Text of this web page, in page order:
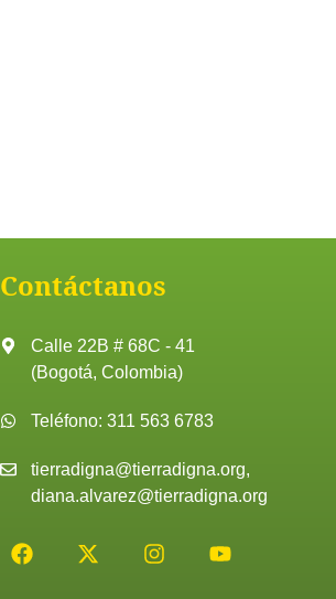
Contáctanos
Calle 22B # 68C - 41
(Bogotá, Colombia)
Teléfono: 311 563 6783
tierradigna@tierradigna.org,
diana.alvarez@tierradigna.org